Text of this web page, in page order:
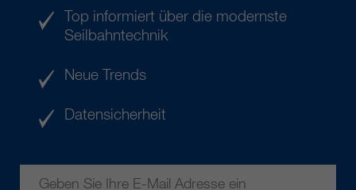
Top informiert über die modernste
Seilbahntechnik
Neue Trends
Datensicherheit